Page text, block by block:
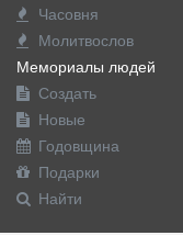
Часовня
Молитвослов
Мемориалы людей
Создать
Новые
Годовщина
Подарки
Найти